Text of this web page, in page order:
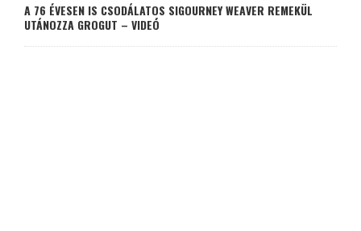
A 76 ÉVESEN IS CSODÁLATOS SIGOURNEY WEAVER REMEKÜL
UTÁNOZZA GROGUT – VIDEÓ